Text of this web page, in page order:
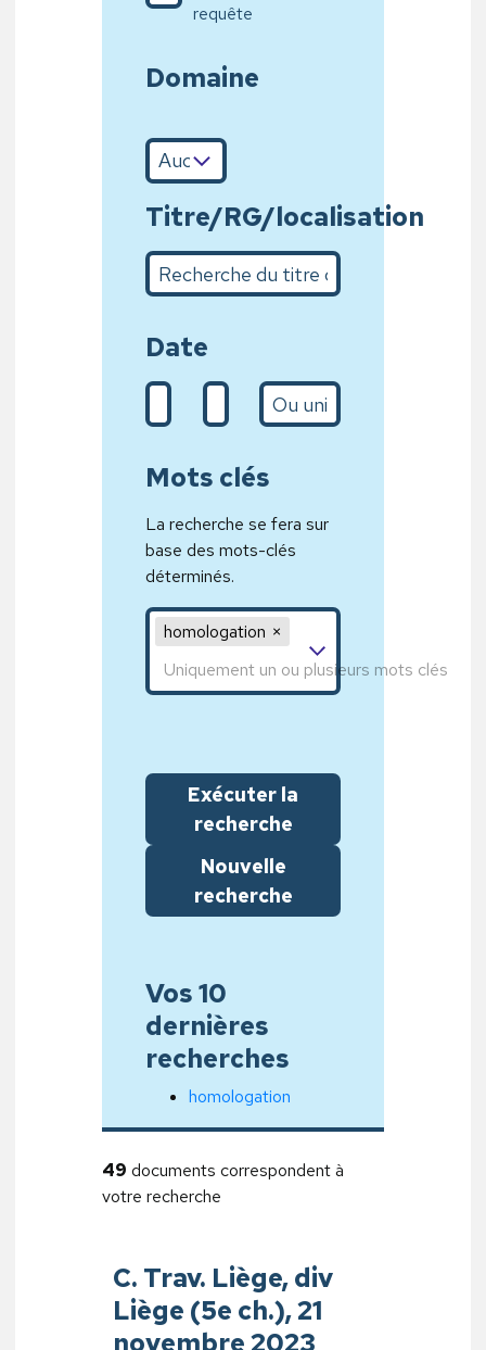
requête
Domaine
Titre/RG/localisation
Recherche du titre complet ou sur quelques
Date
De (d/m/Y)A (31/01/2020)
L’année
Mots clés
La recherche se fera sur
base des mots-clés
déterminés.
Mot clé 1,Mot clé 2,Mot clé 3
homologation
Exécuter la
recherche
Nouvelle
recherche
Vos 10
dernières
recherches
homologation
49 documents correspondent à
votre recherche
C. Trav. Liège, div
Liège (5e ch.), 21
novembre 2023